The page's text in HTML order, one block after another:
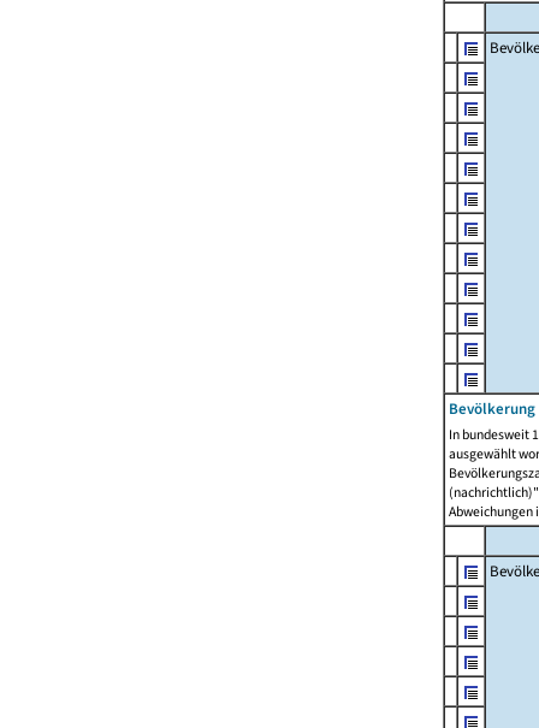
In bundesweit
ausgewählt
Abweichungen